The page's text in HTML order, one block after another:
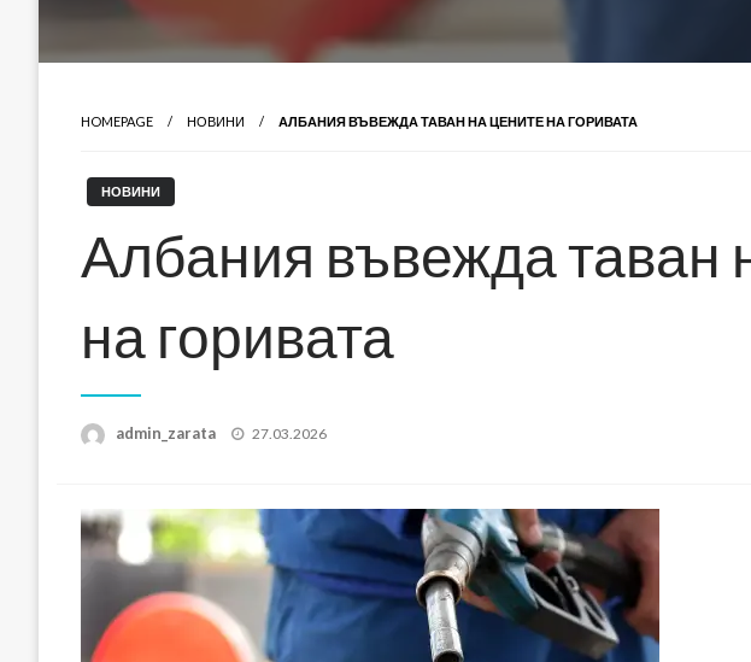
HOMEPAGE НОВИНИ АЛБАНИЯ ВЪВЕЖДА ТАВАН НА ЦЕНИТЕ НА ГОРИВАТА
НОВИНИ
Албания въвежда таван
на горивата
admin_zarata
Posted
27.03.2026